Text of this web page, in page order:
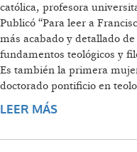
católica, profesora
Publicó “Para leer a
más acabado y detallado
fundamentos teológicos y
Es también la primera
doctorado pontificio en
LEER MÁS
ES LA